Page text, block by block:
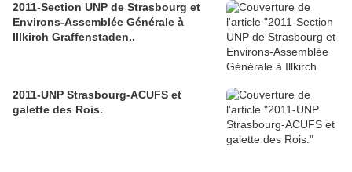
2011-Section UNP de Strasbourg et
Environs-Assemblée Générale à
Illkirch Graffenstaden..
2011-UNP Strasbourg-ACUFS et
galette des Rois.